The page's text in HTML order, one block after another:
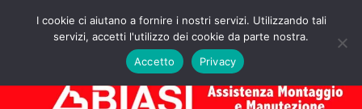
Assistenza
Caldaie
Preventivo!
MENU
I cookie ci aiutano a fornire i nostri servizi. Utilizzando tali
servizi, accetti l'utilizzo dei cookie da parte nostra.
Accetto
Privacy